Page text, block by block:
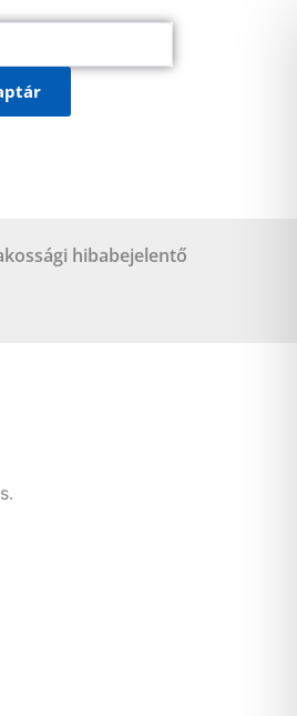
hibabejelentő